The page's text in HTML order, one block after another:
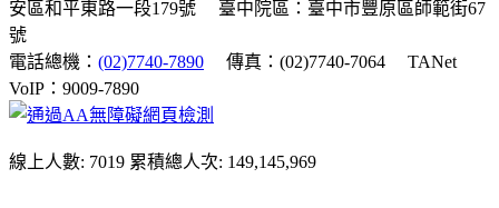
安區和平東路一段179號
臺中院區：臺中市豐原區師範街67
號
電話總機： (02)7740-7890 傳真：(02)7740-7064
TANet
VoIP：9009-7890
線上人數: 7019 累積總人次: 149,145,969